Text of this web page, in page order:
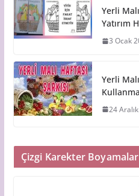
Yerli
Yatırım
3 Ocak
Yerli
24
Çizgi Karekter Boyamalar